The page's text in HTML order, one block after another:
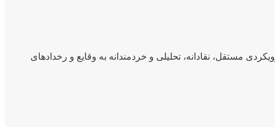
مستقل، نقادانه، تحلیلی و خردمندانه به وقایع و رخدادهای